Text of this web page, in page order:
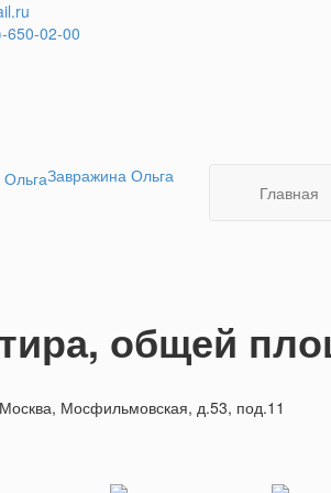
650-02-00
Завражина Ольга
Главная
общей
Мосфильмовская, д.53, под.11